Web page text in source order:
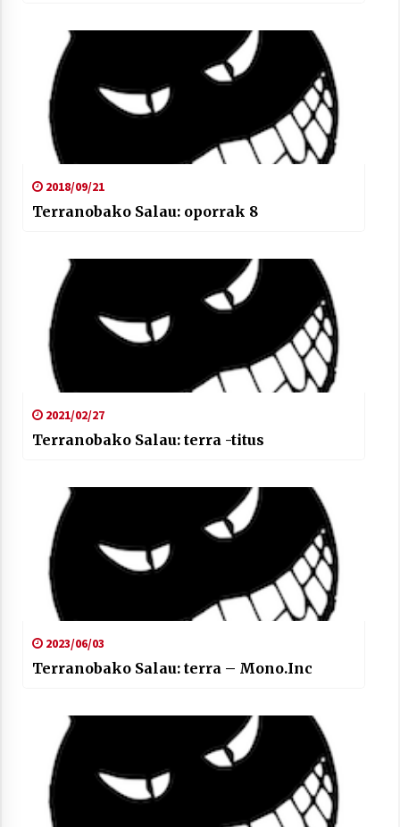
2018/09/21
Terranobako Salau: oporrak 8
2021/02/27
Terranobako Salau: terra -titus
2023/06/03
Terranobako Salau: terra – Mono.Inc